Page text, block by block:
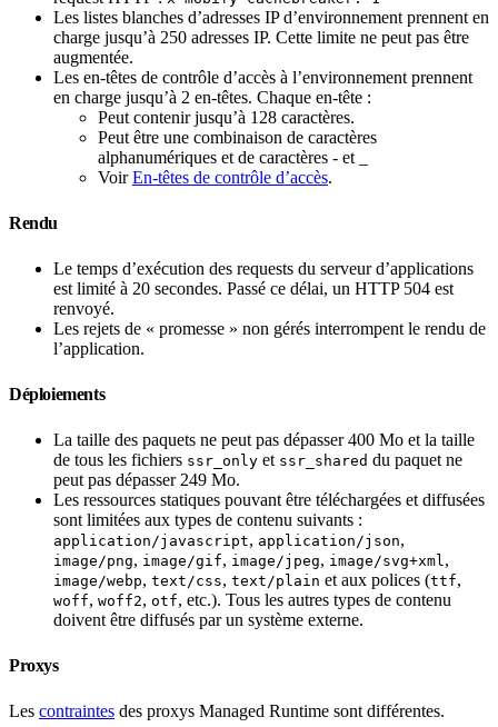
Les listes blanches d’adresses IP d’environnement prennent en
charge jusqu’à 250 adresses IP. Cette limite ne peut pas être
augmentée.
Les en-têtes de contrôle d’accès à l’environnement prennent
en charge jusqu’à 2 en-têtes. Chaque en-tête :
Peut contenir jusqu’à 128 caractères.
Peut être une combinaison de caractères
alphanumériques et de caractères - et _
VoirEn-têtes de contrôle d’accès.
Rendu
Le temps d’exécution des requests du serveur d’applications
est limité à 20 secondes. Passé ce délai, un HTTP 504 est
renvoyé.
Les rejets de « promesse » non gérés interrompent le rendu de
l’application.
Déploiements
La taille des paquets ne peut pas dépasser 400 Mo et la taille
de tous les fichiers ssr_only et ssr_shared du paquet ne
peut pas dépasser 249 Mo.
Les ressources statiques pouvant être téléchargées et diffusées
sont limitées aux types de contenu suivants :
application/javascript, application/json,
image/png, image/gif, image/jpeg, image/svg+xml ,
image/webp, text/css, text/plain et aux polices (ttf,
woff, woff2, otf, etc.). Tous les autres types de contenu
doivent être diffusés par un système externe.
Proxys
Les contraintes des proxys Managed Runtime sont différentes.